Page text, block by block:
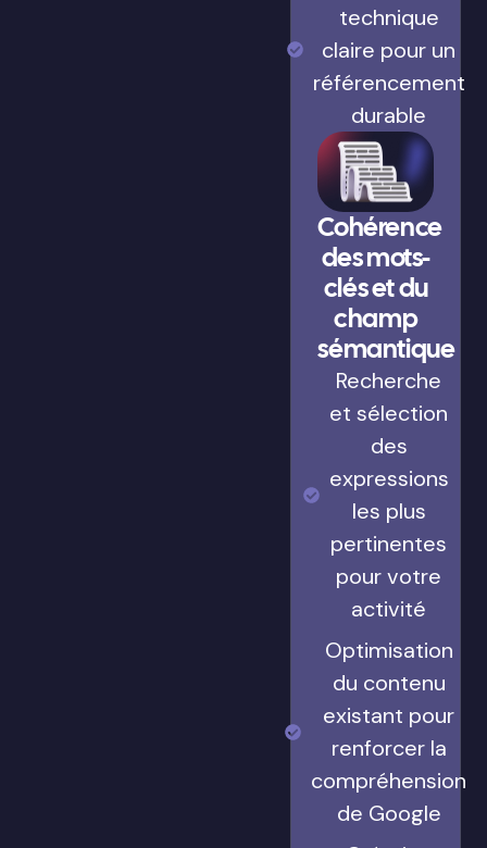
technique
claire pour un
référencement
durable
Cohérence
des mots-
clés et du
champ
sémantique
Recherche
et sélection
des
expressions
les plus
pertinentes
pour votre
activité
Optimisation
du contenu
existant pour
renforcer la
compréhension
de Google